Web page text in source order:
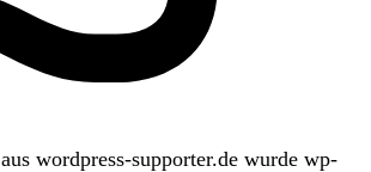
aus wordpress-supporter.de wurde wp-